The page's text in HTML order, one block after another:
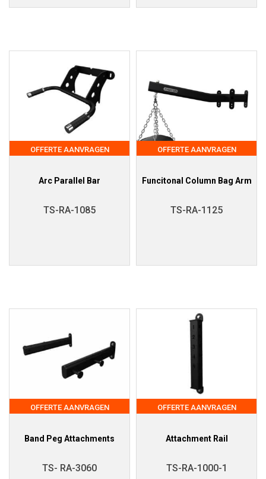
OFFERTE AANVRAGEN
Arc Parallel Bar
TS-RA-1085
OFFERTE AANVRAGEN
Funcitonal Column Bag Arm
TS-RA-1125
OFFERTE AANVRAGEN
Band Peg Attachments
TS- RA-3060
OFFERTE AANVRAGEN
Attachment Rail
TS-RA-1000-1